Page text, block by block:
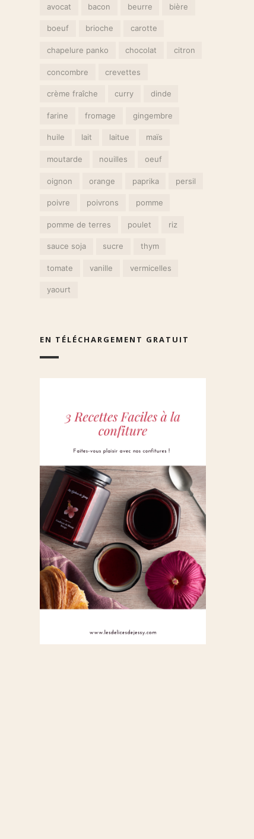
avocat bacon beurre bière
boeuf brioche carotte
chapelure panko chocolat citron
concombre crevettes
crème fraîche curry dinde
farine fromage gingembre
huile lait laitue maïs
moutarde nouilles oeuf
oignon orange paprika persil
poivre poivrons pomme
pomme de terres poulet riz
sauce soja sucre thym
tomate vanille vermicelles
yaourt
EN TÉLÉCHARGEMENT GRATUIT